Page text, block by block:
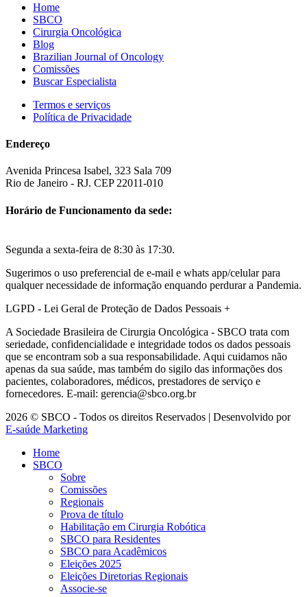
Home
SBCO
Cirurgia Oncológica
Blog
Brazilian Journal of Oncology
Comissões
Buscar Especialista
Termos e serviços
Política de Privacidade
Endereço
Avenida Princesa Isabel, 323 Sala 709
Rio de Janeiro - RJ. CEP 22011-010
Horário de Funcionamento da sede:
Segunda a sexta-feira de 8:30 às 17:30.
Sugerimos o uso preferencial de e-mail e whats app/celular para
qualquer necessidade de informação enquando perdurar a Pandemia.
LGPD - Lei Geral de Proteção de Dados Pessoais +
A Sociedade Brasileira de Cirurgia Oncológica - SBCO trata com
seriedade, confidencialidade e integridade todos os dados pessoais
que se encontram sob a sua responsabilidade. Aqui cuidamos não
apenas da sua saúde, mas também do sigilo das informações dos
pacientes, colaboradores, médicos, prestadores de serviço e
fornecedores. E-mail: gerencia@sbco.org.br
2026 © SBCO - Todos os direitos Reservados | Desenvolvido por
E-saúde Marketing
Home
SBCO
Sobre
Comissões
Regionais
Prova de título
Habilitação em Cirurgia Robótica
SBCO para Residentes
SBCO para Acadêmicos
Eleições 2025
Eleições Diretorias Regionais
Associe-se